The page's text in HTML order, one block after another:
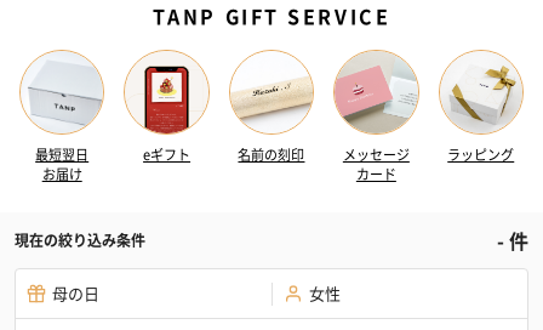
TANP GIFT SERVICE
最短翌日
お届け
eギフト 名前の刻印
メッセージ
カード
ラッピング
現在の絞り込み条件 -件
母の日 女性